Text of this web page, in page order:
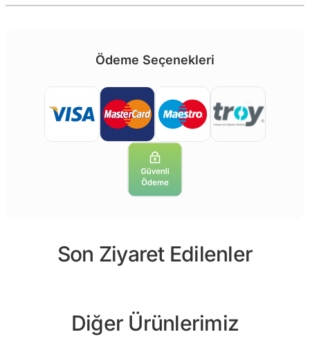
Ödeme Seçenekleri
Son Ziyaret Edilenler
Diğer Ürünlerimiz